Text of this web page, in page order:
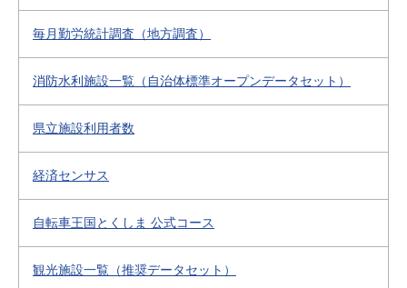
毎月勤労統計調査（地方調査）
消防水利施設一覧（自治体標準オープンデータセット）
県立施設利用者数
経済センサス
自転車王国とくしま 公式コース
観光施設一覧（推奨データセット）